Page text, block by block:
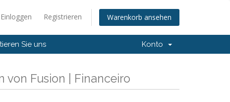
Einloggen Registrieren Warenkorb ansehen
Sie uns Konto
von Fusion | Financeiro